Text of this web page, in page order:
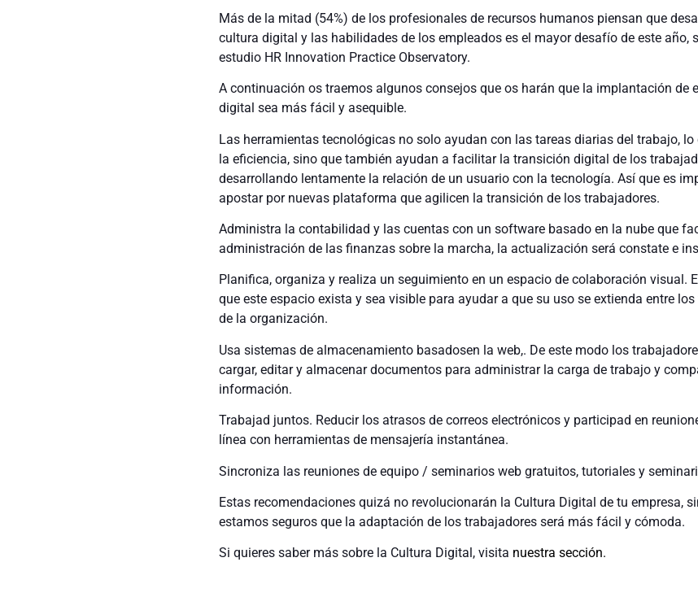
Más de la mitad (54%) de los profesionales de recursos humanos piensan que
cultura digital y las habilidades de los empleados es el mayor desafío de este año,
estudio HR Innovation Practice Observatory.
A continuación os traemos algunos consejos que os harán que la implantación de
digital sea más fácil y asequible.
Las herramientas tecnológicas no solo ayudan con las tareas diarias del trabajo, lo
la eficiencia, sino que también ayudan a facilitar la transición digital de los
desarrollando lentamente la relación de un usuario con la tecnología. Así que es
apostar por nuevas plataforma que agilicen la transición de los trabajadores.
Administra la contabilidad y las cuentas con un software basado en la nube que
administración de las finanzas sobre la marcha, la actualización será constate e
Planifica, organiza y realiza un seguimiento en un espacio de colaboración visual.
que este espacio exista y sea visible para ayudar a que su uso se extienda entre
de la organización.
Usa sistemas de almacenamiento basados ​​en la web,. De este modo los
cargar, editar y almacenar documentos para administrar la carga de trabajo y
información.
Trabajad juntos. Reducir los atrasos de correos electrónicos y participad en
línea con herramientas de mensajería instantánea.
Sincroniza las reuniones de equipo / seminarios web gratuitos, tutoriales y
Estas recomendaciones quizá no revolucionarán la Cultura Digital de tu empresa,
estamos seguros que la adaptación de los trabajadores será más fácil y cómoda.
Si quieres saber más sobre la Cultura Digital, visita nuestra sección.